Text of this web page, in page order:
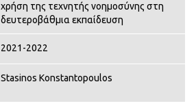
χρήση της τεχνητής νοημοσύνης στη
δευτεροβάθμια εκπαίδευση
2021-2022
Stasinos Konstantopoulos